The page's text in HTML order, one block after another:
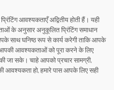
आवश्यकताएँ अद्वितीय होती हैं। यही
के अनुसार अनुकूलित प्रिंटिंग समाधान
साथ घनिष्ठ रूप से कार्य करेगी ताकि आपके
आवश्यकताओं को पूरा करने के लिए
की जा सके। चाहे आपको प्रचार सामग्री,
आवश्यकता हो, हमारे पास आपके लिए सही